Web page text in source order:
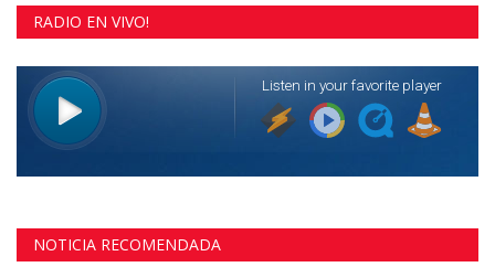
RADIO EN VIVO!
NOTICIA RECOMENDADA